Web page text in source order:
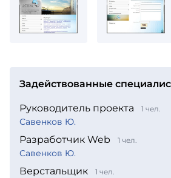
Задействованные
Руководитель проекта 1 чел.
Савенков Ю.
Разработчик Web 1 чел.
Савенков Ю.
Верстальщик 1 чел.